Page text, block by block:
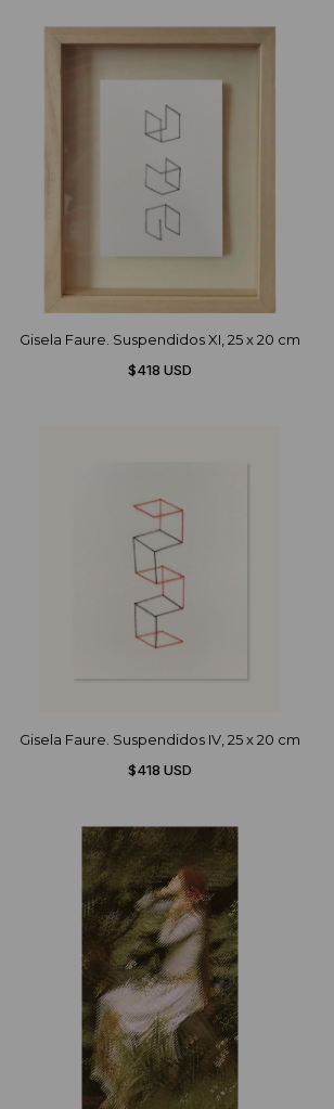
Gisela Faure. Suspendidos XI, 25 x 20 cm
$418 USD
Gisela Faure. Suspendidos IV, 25 x 20 cm
$418 USD